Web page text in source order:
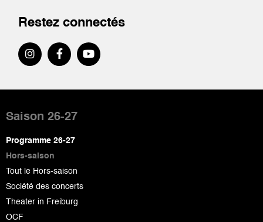
Restez connectés
de
page
Saison 26-27
Programme 26-27
Hors-saison
Tout le Hors-saison
Société des concerts
Theater in Freiburg
OCF